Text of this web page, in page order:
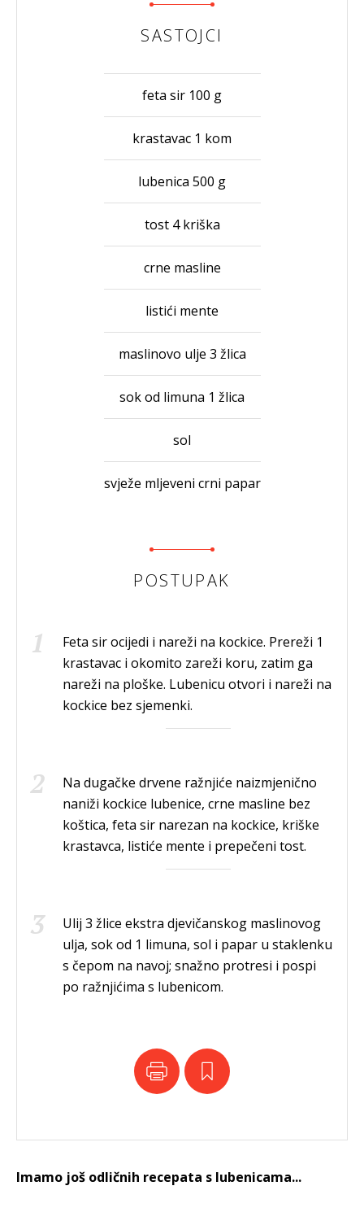
SASTOJCI
feta sir 100 g
krastavac 1 kom
lubenica 500 g
tost 4 kriška
crne masline
listići mente
maslinovo ulje 3 žlica
sok od limuna 1 žlica
sol
svježe mljeveni crni papar
POSTUPAK
Feta sir ocijedi i nareži na kockice. Prereži 1
krastavac i okomito zareži koru, zatim ga
nareži na ploške. Lubenicu otvori i nareži na
kockice bez sjemenki.
Na dugačke drvene ražnjiće naizmjenično
naniži kockice lubenice, crne masline bez
koštica, feta sir narezan na kockice, kriške
krastavca, listiće mente i prepečeni tost.
Ulij 3 žlice ekstra djevičanskog maslinovog
ulja, sok od 1 limuna, sol i papar u staklenku
s čepom na navoj; snažno protresi i pospi
po ražnjićima s lubenicom.
Imamo još odličnih recepata s lubenicama...